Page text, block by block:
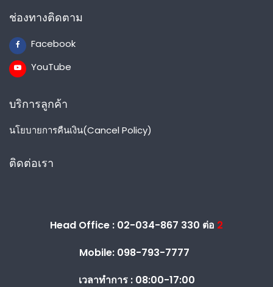
ช่องทางติดตาม
Facebook
YouTube
บริการลูกค้า
นโยบายการคืนเงิน(Cancel Policy)
ติดต่อเรา
Head Office : 02-034-867 330 ต่อ 2
Mobile: 098-793-7777
เวลาทำการ :08:00-17:00